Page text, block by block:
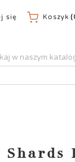
się Koszyk
Shards